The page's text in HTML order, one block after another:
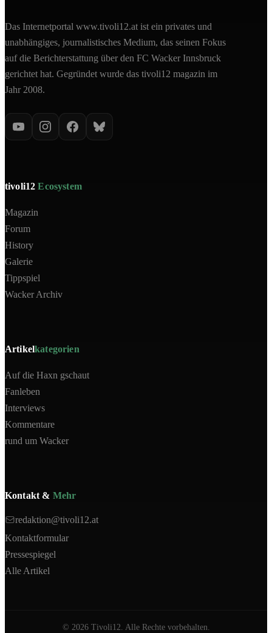
Das Internetportal www.tivoli12.at ist ein privates und
unabhängiges, journalistisches Medium, das seinen Fokus
auf die Berichterstattung über den FC Wacker Innsbruck
gerichtet hat. Gegründet wurde das tivoli12 magazin im
Jahr 2008.
tivoli12Ecosystem
Magazin
Forum
History
Galerie
Tippspiel
Wacker Archiv
Artikelkategorien
Auf die Haxn gschaut
Fanleben
Interviews
Kommentare
rund um Wacker
Kontakt & Mehr
redaktion@tivoli12.at
Kontaktformular
Pressespiegel
Alle Artikel
© 2026Tivoli12. Alle Rechte vorbehalten.